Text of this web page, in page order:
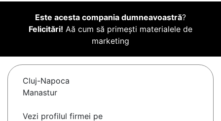
Este acesta compania dumneavoastră?
Felicitări! Aă cum să primești materialele de
marketing
Cluj-Napoca
Manastur
Vezi profilul firmei pe